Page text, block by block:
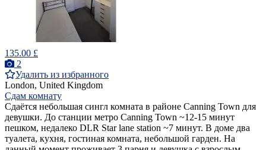
135.00 £
2
Удалить из избранного
London, United Kingdom
Сдам комнату
Сдаётся небольшая сингл комната в районе Canning Town для
девушки. До станции метро Canning Town ~12-15 минут
пешком, недалеко DLR Star lane station ~7 минут. В доме два
туалета, кухня, гостиная комната, небольшой гарден. На